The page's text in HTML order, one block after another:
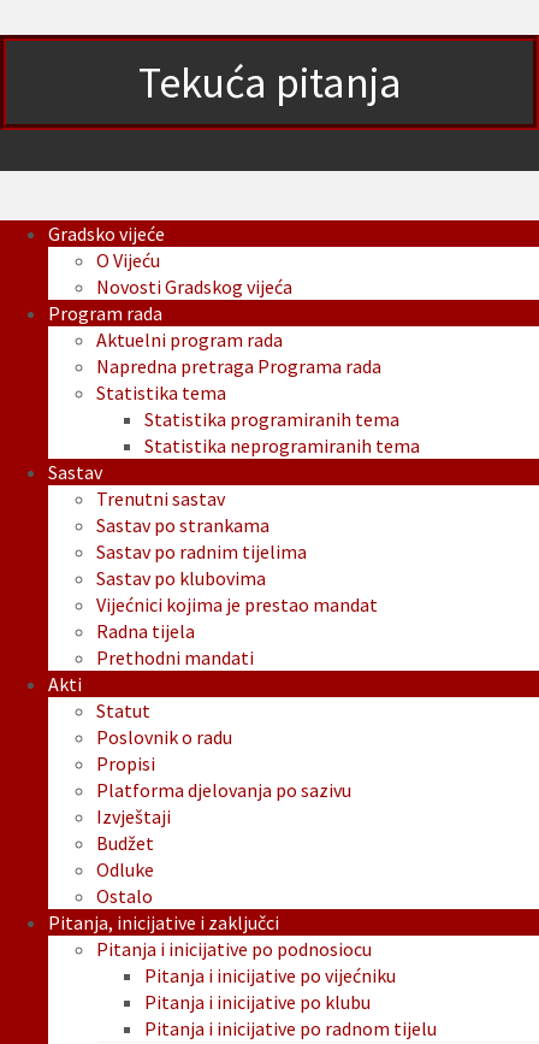
Tekuća pitanja
Gradsko vijeće
O Vijeću
Novosti Gradskog vijeća
Program rada
Aktuelni program rada
Napredna pretraga Programa rada
Statistika tema
Statistika programiranih tema
Statistika neprogramiranih tema
Sastav
Trenutni sastav
Sastav po strankama
Sastav po radnim tijelima
Sastav po klubovima
Vijećnici kojima je prestao mandat
Radna tijela
Prethodni mandati
Akti
Statut
Poslovnik o radu
Propisi
Platforma djelovanja po sazivu
Izvještaji
Budžet
Odluke
Ostalo
Pitanja, inicijative i zaključci
Pitanja i inicijative po podnosiocu
Pitanja i inicijative po vijećniku
Pitanja i inicijative po klubu
Pitanja i inicijative po radnom tijelu